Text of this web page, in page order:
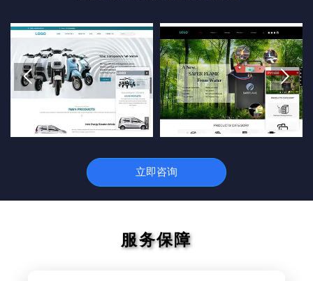
 
立即咨询
服务保障